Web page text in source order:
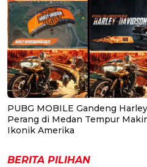
PUBG MOBILE Gandeng
Perang di Medan Tempur
Ikonik Amerika
BERITA PILIHAN